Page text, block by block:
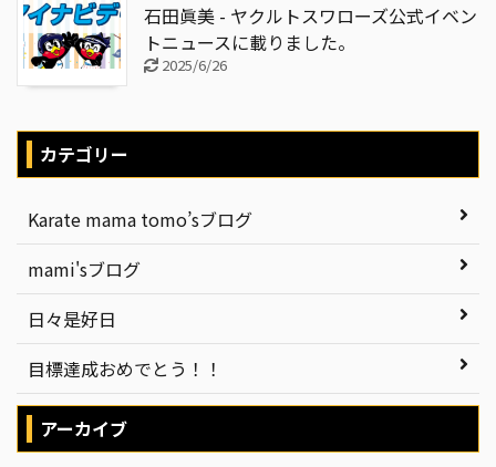
石田眞美 - ヤクルトスワローズ公式イベン
トニュースに載りました。
2025/6/26
カテゴリー
Karate mama tomo’sブログ
mami'sブログ
日々是好日
目標達成おめでとう！！
アーカイブ